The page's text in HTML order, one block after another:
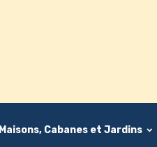
Maisons, Cabanes et Jardins